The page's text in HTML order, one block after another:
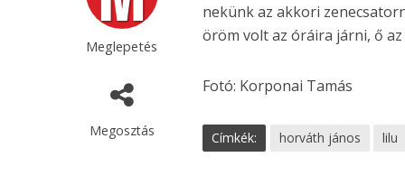
Meglepetés
Megosztás
nekünk az akkori
öröm volt az óráira járni, ő
Fotó: Korponai Tamás
Címkék: horváth jános lilu